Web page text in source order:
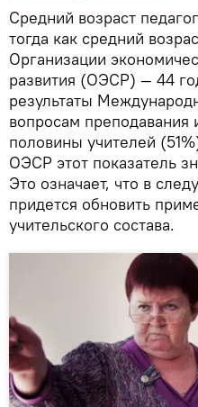
Средний возраст
тогда как средний
Организации
развития (ОЭСР) — 44
результаты
вопросам преподавания
половины учителей
ОЭСР этот показатель
Это означает, что в
придется обновить
учительского состава.